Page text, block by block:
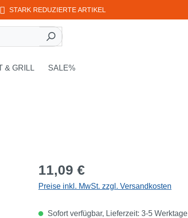
STARK REDUZIERTE ARTIKEL
& GRILL SALE%
Regulärer Preis:
11,09 €
Preise inkl. MwSt. zzgl. Versandkosten
Sofort verfügbar, Lieferzeit: 3-5 Werktage